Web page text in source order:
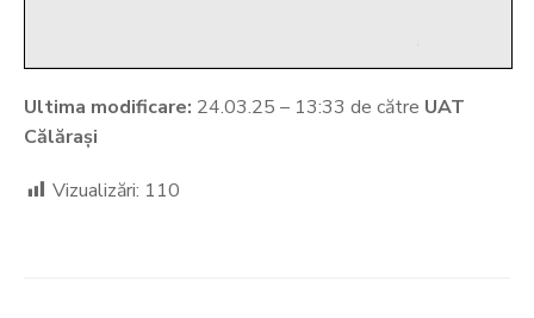
Ultima modificare: 24.03.25 – 13:33 de către UAT
Călărași
Vizualizări: 110